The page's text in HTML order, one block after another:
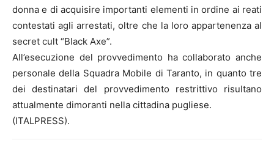
donna e di acquisire importanti elementi in ordine ai reati
contestati agli arrestati, oltre che la loro appartenenza al
secret cult “Black Axe”.
All’esecuzione del provvedimento ha collaborato anche
personale della Squadra Mobile di Taranto, in quanto tre
dei destinatari del provvedimento restrittivo risultano
attualmente dimoranti nella cittadina pugliese.
(ITALPRESS).